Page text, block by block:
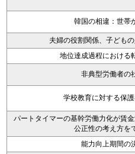
韓国の相違：世帯
夫婦の役割関係、子ども
地位達成過程における
非典型労働者の
学校教育に対する保
パートタイマーの基幹労働力化が賃
公正性の考え方を
能力向上期間の